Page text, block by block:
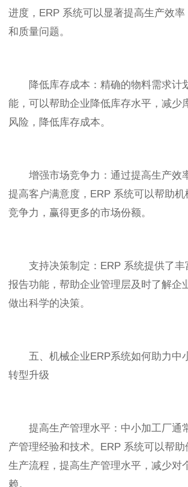
进度，ERP 系统可以显著提高生产效
和质量问题。
降低库存成本：精确的物料需求计
能，可以帮助企业降低库存水平，减少
风险，降低库存成本。
增强市场竞争力：通过提高生产效
提高客户满意度，ERP 系统可以帮助
竞争力，赢得更多的市场份额。
支持决策制定：ERP 系统提供了丰
报告功能，帮助企业管理层及时了解企
做出科学的决策。
五、机械企业ERP系统如何助力中
转型升级
提高生产管理水平：中小加工厂通
产管理经验和技术。ERP 系统可以帮
生产流程，提高生产管理水平，减少对
赖。